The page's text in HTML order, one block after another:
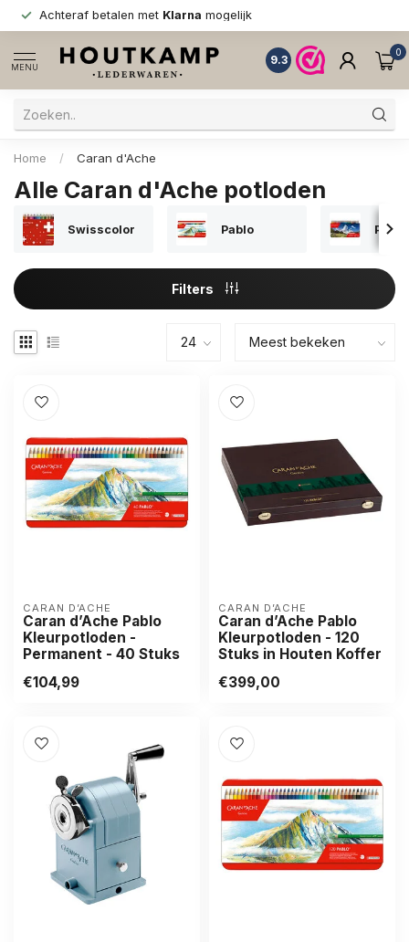
Achteraf betalen met Klarna mogelijk
MENU
9.3
0
Home / Caran d'Ache
Alle Caran d'Ache potloden
Swisscolor Pablo
Filters
CARAN D’ACHE
Caran d’Ache Pablo
Kleurpotloden -
Permanent - 40 Stuks
€104,99
CARAN D’ACHE
Caran d’Ache Pablo
Kleurpotloden - 120
Stuks in Houten Koffer
€399,00